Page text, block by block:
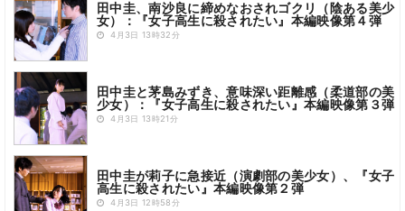
田中圭、南沙良に締めなおされゴクリ（陰ある美少
女）：『女子高生に殺されたい』本編映像第４弾
4月3日 13時32分
田中圭と茅島みずき、意味深い距離感（柔道部の美
少女）：『女子高生に殺されたい』本編映像第３弾
4月3日 13時21分
田中圭が莉子に急接近（演劇部の美少女）、『女子
高生に殺されたい』本編映像第２弾
4月3日 12時58分